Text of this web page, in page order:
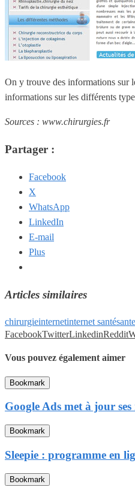
On y trouve des informations sur
informations sur les différents
Sources : www.chirurgies.fr
Partager :
Facebook
X
WhatsApp
LinkedIn
E-mail
Plus
Articles similaires
chirurgieinternetinternet santésante
FacebookTwitterLinkedinReddit
Vous pouvez également aimer
Bookmark
Google Ads met à jour ses
Bookmark
Sleepie : programme en
Bookmark